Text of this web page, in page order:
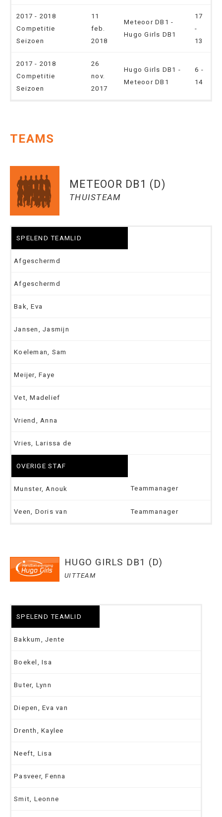
2017 - 2018
Competitie
Seizoen
11
feb.
2018
Meteoor DB1 -
Hugo Girls DB1
17
-
13
2017 - 2018
Competitie
Seizoen
26
nov.
2017
Hugo Girls DB1 -
Meteoor DB1
6 -
14
TEAMS
METEOOR DB1 (D)
THUISTEAM
SPELEND TEAMLID
Afgeschermd
Afgeschermd
Bak, Eva
Jansen, Jasmijn
Koeleman, Sam
Meijer, Faye
Vet, Madelief
Vriend, Anna
Vries, Larissa de
OVERIGE STAF
Munster, Anouk Teammanager
Veen, Doris van Teammanager
HUGO GIRLS DB1 (D)
UITTEAM
SPELEND TEAMLID
Bakkum, Jente
Boekel, Isa
Buter, Lynn
Diepen, Eva van
Drenth, Kaylee
Neeft, Lisa
Pasveer, Fenna
Smit, Leonne